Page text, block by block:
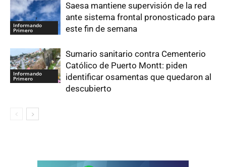
Informando
Primero
Saesa mantiene supervisión de la red
ante sistema frontal pronosticado para
este fin de semana
Informando
Primero
Sumario sanitario contra Cementerio
Católico de Puerto Montt: piden
identificar osamentas que quedaron al
descubierto